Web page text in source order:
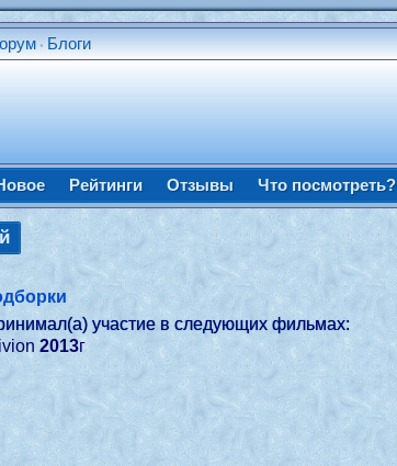
• Блоги
Рейтинги Отзывы Что посмотреть?
участие в следующих фильмах:
2013г